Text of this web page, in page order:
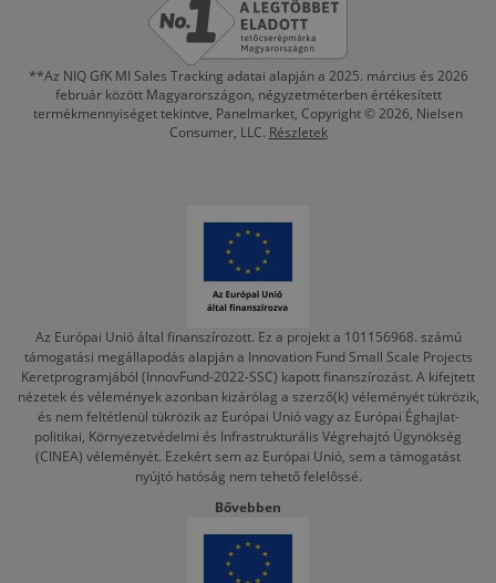
**Az NIQ GfK MI Sales Tracking adatai alapján a 2025. március és 2026
február között Magyarországon, négyzetméterben értékesített
termékmennyiséget tekintve, Panelmarket, Copyright © 2026, Nielsen
Consumer, LLC. Részletek
Az Európai Unió által finanszírozott. Ez a projekt a 101156968. számú
támogatási megállapodás alapján a Innovation Fund Small Scale Projects
Keretprogramjából (InnovFund-2022-SSC) kapott finanszírozást. A kifejtett
nézetek és vélemények azonban kizárólag a szerző(k) véleményét tükrözik,
és nem feltétlenül tükrözik az Európai Unió vagy az Európai Éghajlat-
politikai, Környezetvédelmi és Infrastrukturális Végrehajtó Ügynökség
(CINEA) véleményét. Ezekért sem az Európai Unió, sem a támogatást
nyújtó hatóság nem tehető felelőssé.
Bővebben